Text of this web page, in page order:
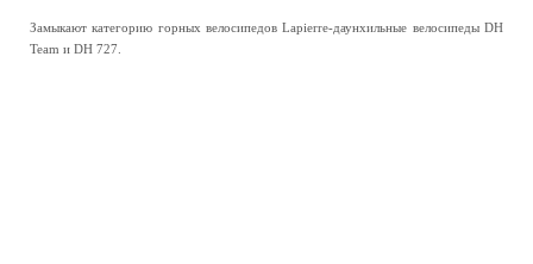
Замыкают категорию горных велосипедов Lapierre-даунхильные велосипеды DH
Team и DH 727.